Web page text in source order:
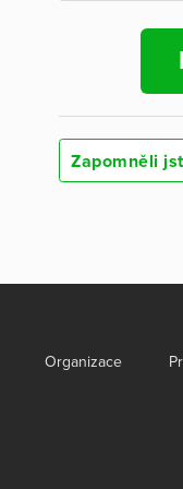
Zapomněli
Organizace